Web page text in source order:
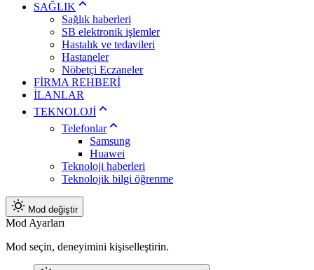
SAĞLIK
Sağlık haberleri
SB elektronik işlemler
Hastalık ve tedavileri
Hastaneler
Nöbetçi Eczaneler
FİRMA REHBERİ
İLANLAR
TEKNOLOJİ
Telefonlar
Samsung
Huawei
Teknoloji haberleri
Teknolojik bilgi öğrenme
Mod değiştir
Mod Ayarları
Mod seçin, deneyimini kişiselleştirin.